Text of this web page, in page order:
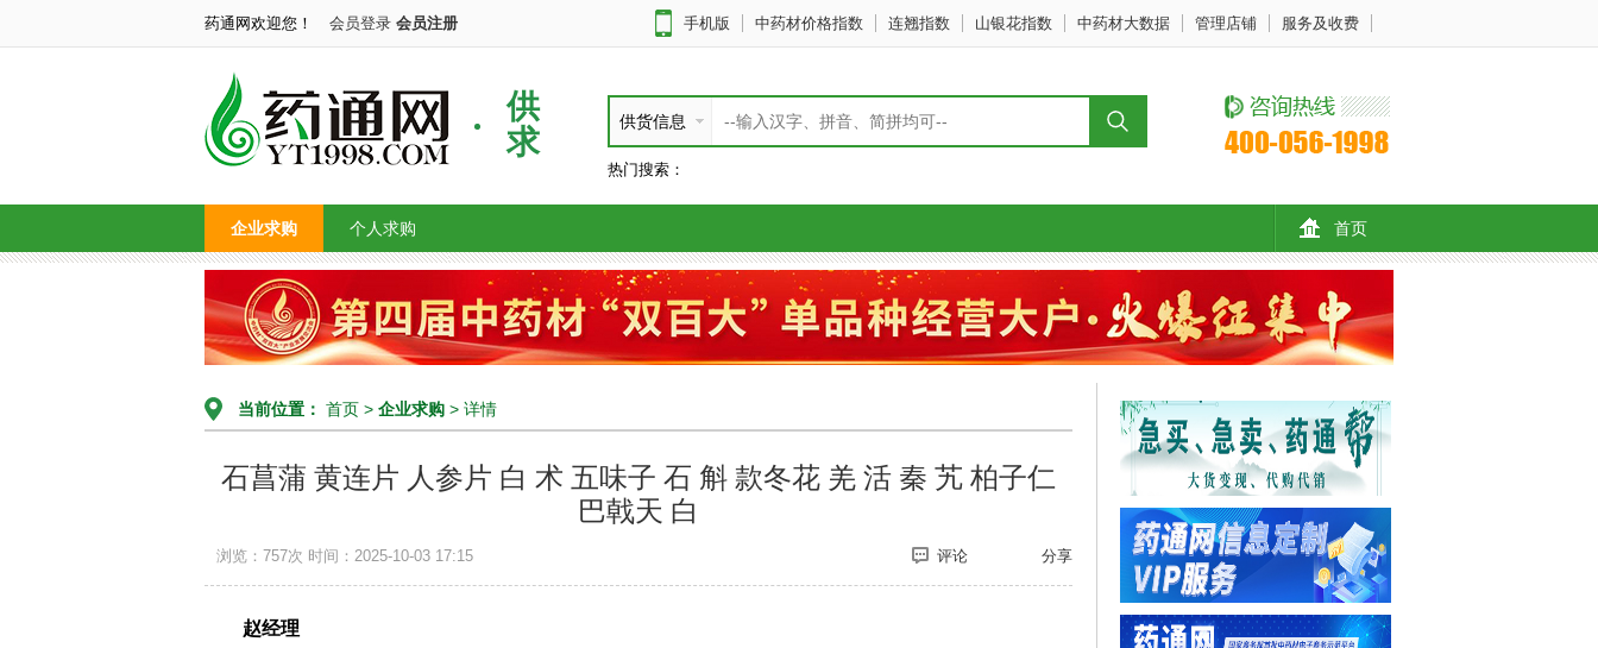
药通网欢迎您！ 会员登录 会员注册 手机版 中药材价格指数 连翘指数 山银花指数 中药材大数据 管理店铺 服务及收费
供
求
供货信息
热门搜索：
首页
企业求购 个人求购
当前位置： 首页 > 企业求购 > 详情
石菖蒲 黄连片 人参片 白 术 五味子 石 斛 款冬花 羌 活 秦 艽 柏子仁
巴戟天 白
浏览：757次 时间：2025-10-03 17:15 评论 分享
赵经理